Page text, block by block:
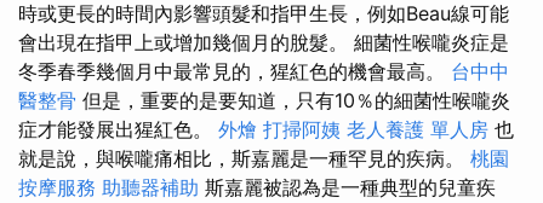
時或更長的時間內影響頭髮和指甲生長，例如Beau線可能
會出現在指甲上或增加幾個月的脫髮。 細菌性喉嚨炎症是
冬季春季幾個月中最常見的，猩紅色的機會最高。 台中中
醫整骨 但是，重要的是要知道，只有10％的細菌性喉嚨炎
症才能發展出猩紅色。 外燴 打掃阿姨 老人養護 單人房 也
就是說，與喉嚨痛相比，斯嘉麗是一種罕見的疾病。 桃園
按摩服務 助聽器補助 斯嘉麗被認為是一種典型的兒童疾